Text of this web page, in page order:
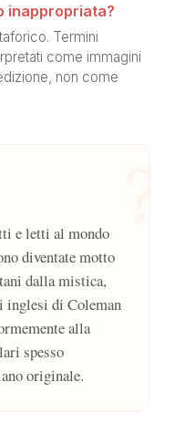
inappropriata?
Termini
come immagini
non come
e letti al mondo
diventate motto
dalla mistica,
inglesi di Coleman
alla
spesso
originale.